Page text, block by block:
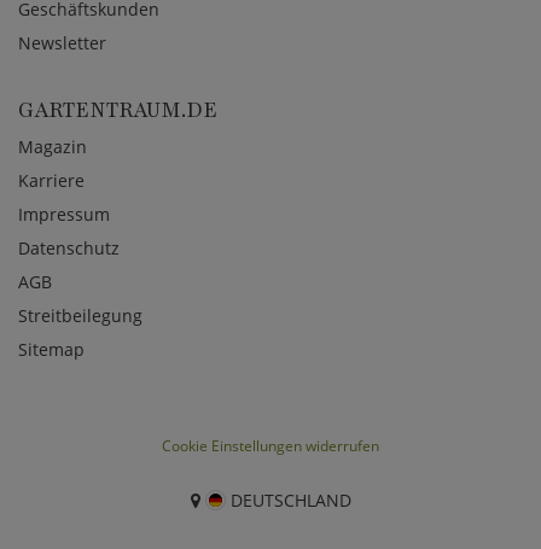
Geschäftskunden
Newsletter
GARTENTRAUM.DE
Magazin
Karriere
Impressum
Datenschutz
AGB
Streitbeilegung
Sitemap
Cookie Einstellungen widerrufen
DEUTSCHLAND